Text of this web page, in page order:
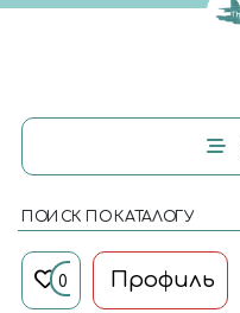
ПОИСК ПО КАТАЛОГУ
0 Профиль